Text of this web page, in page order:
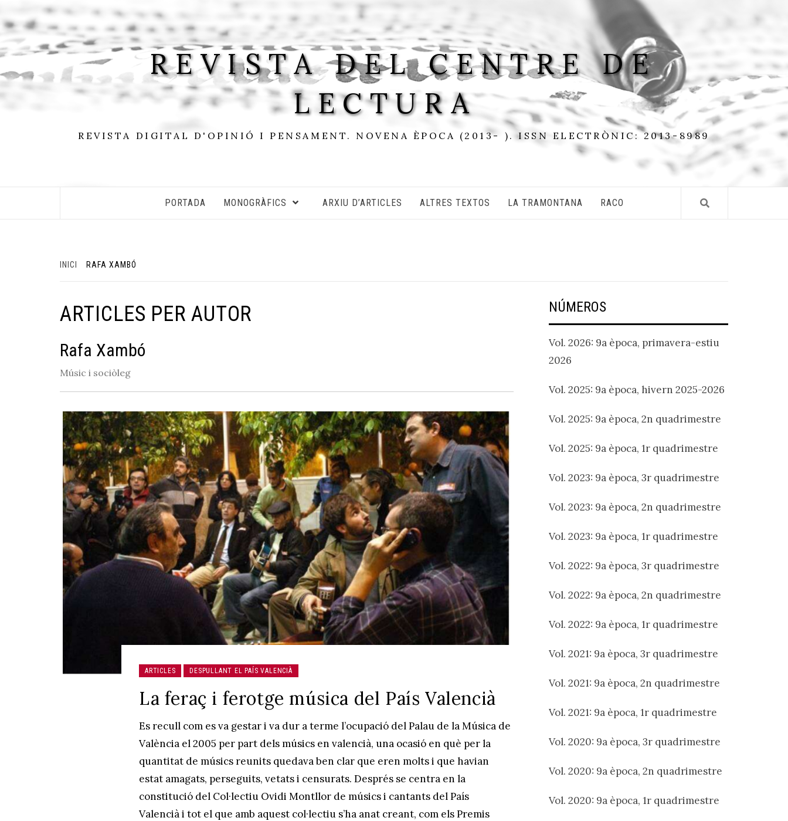
to
content
REVISTA DEL CENTRE DE
LECTURA
REVISTA DIGITAL D'OPINIÓ I PENSAMENT. NOVENA ÈPOCA (2013- ). ISSN ELECTRÒNIC: 2013-8989
PORTADA MONOGRÀFICS ARXIU D’ARTICLES ALTRES TEXTOS LA TRAMONTANA RACO
INICI RAFA XAMBÓ
ARTICLES PER AUTOR
Rafa Xambó
Músic i sociòleg
ARTICLES DESPULLANT EL PAÍS VALENCIÀ
La feraç i ferotge música del País Valencià
Es recull com es va gestar i va dur a terme l’ocupació del Palau de la Música de
València el 2005 per part dels músics en valencià, una ocasió en què per la
quantitat de músics reunits quedava ben clar que eren molts i que havian
estat amagats, perseguits, vetats i censurats. Després se centra en la
constitució del Col·lectiu Ovidi Montllor de músics i cantants del País
Valencià i tot el que amb aquest col·lectiu s’ha anat creant, com els Premis
NÚMEROS
Vol. 2026: 9a època, primavera-estiu
2026
Vol. 2025: 9a època, hivern 2025-2026
Vol. 2025: 9a època, 2n quadrimestre
Vol. 2025: 9a època, 1r quadrimestre
Vol. 2023: 9a època, 3r quadrimestre
Vol. 2023: 9a època, 2n quadrimestre
Vol. 2023: 9a època, 1r quadrimestre
Vol. 2022: 9a època, 3r quadrimestre
Vol. 2022: 9a època, 2n quadrimestre
Vol. 2022: 9a època, 1r quadrimestre
Vol. 2021: 9a època, 3r quadrimestre
Vol. 2021: 9a època, 2n quadrimestre
Vol. 2021: 9a època, 1r quadrimestre
Vol. 2020: 9a època, 3r quadrimestre
Vol. 2020: 9a època, 2n quadrimestre
Vol. 2020: 9a època, 1r quadrimestre